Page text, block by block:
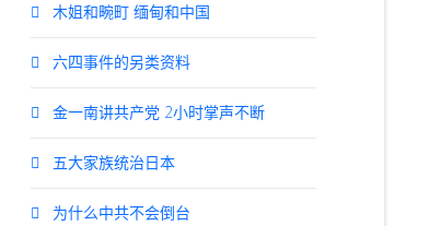
木姐和畹町 缅甸和中国
六四事件的另类资料
金一南讲共产党 2小时掌声不断
五大家族统治日本
为什么中共不会倒台